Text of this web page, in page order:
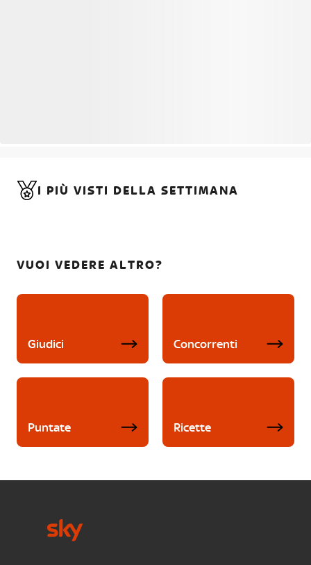
I PIÙ VISTI DELLA SETTIMANA
VUOI VEDERE ALTRO?
Giudici Concorrenti
Puntate Ricette